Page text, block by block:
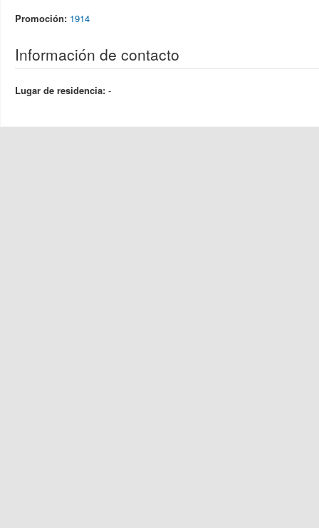
Promoción: 1914
Información de contacto
Lugar de residencia: -